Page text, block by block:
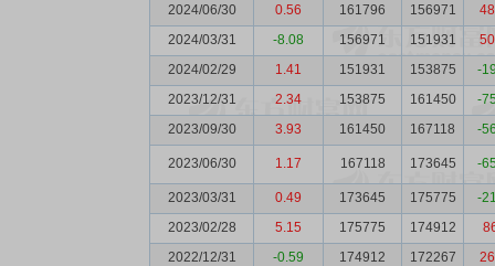
2024/06/30
0.56 161796 156971
2024/03/31
-8.08 156971 151931
2024/02/29
1.41 151931 153875
-
2023/12/31
2.34 153875 161450
-
2023/09/30
3.93 161450 167118 -
2023/06/30 1.17 167118 173645 -
2023/03/31 0.49 173645 175775
-
2023/02/28
5.15 175775 174912
2022/12/31
-0.59 174912 172267